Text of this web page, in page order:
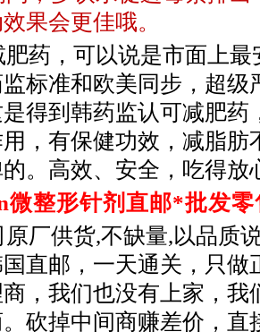
果会更佳哦。
肥药，可以说是市面上
标准和欧美同步，超级
得到韩药监认可减肥药
，有保健功效，减脂肪
。高效、安全，吃得
微整形针剂直邮*批发
厂供货,不缺量,以品质
直邮，一天通关，只做
，我们也没有上家，我
砍掉中间商赚差价，直